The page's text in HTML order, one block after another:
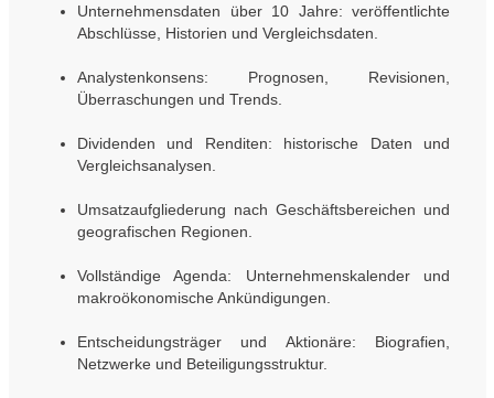
Unternehmensdaten über 10 Jahre: veröffentlichte
Abschlüsse, Historien und Vergleichsdaten.
Analystenkonsens: Prognosen, Revisionen,
Überraschungen und Trends.
Dividenden und Renditen: historische Daten und
Vergleichsanalysen.
Umsatzaufgliederung nach Geschäftsbereichen und
geografischen Regionen.
Vollständige Agenda: Unternehmenskalender und
makroökonomische Ankündigungen.
Entscheidungsträger und Aktionäre: Biografien,
Netzwerke und Beteiligungsstruktur.